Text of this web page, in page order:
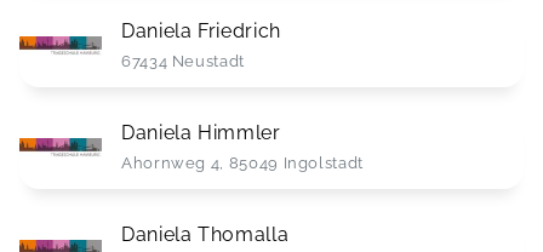
Daniela Friedrich
67434 Neustadt
Daniela Himmler
Ahornweg 4, 85049 Ingolstadt
Daniela Thomalla